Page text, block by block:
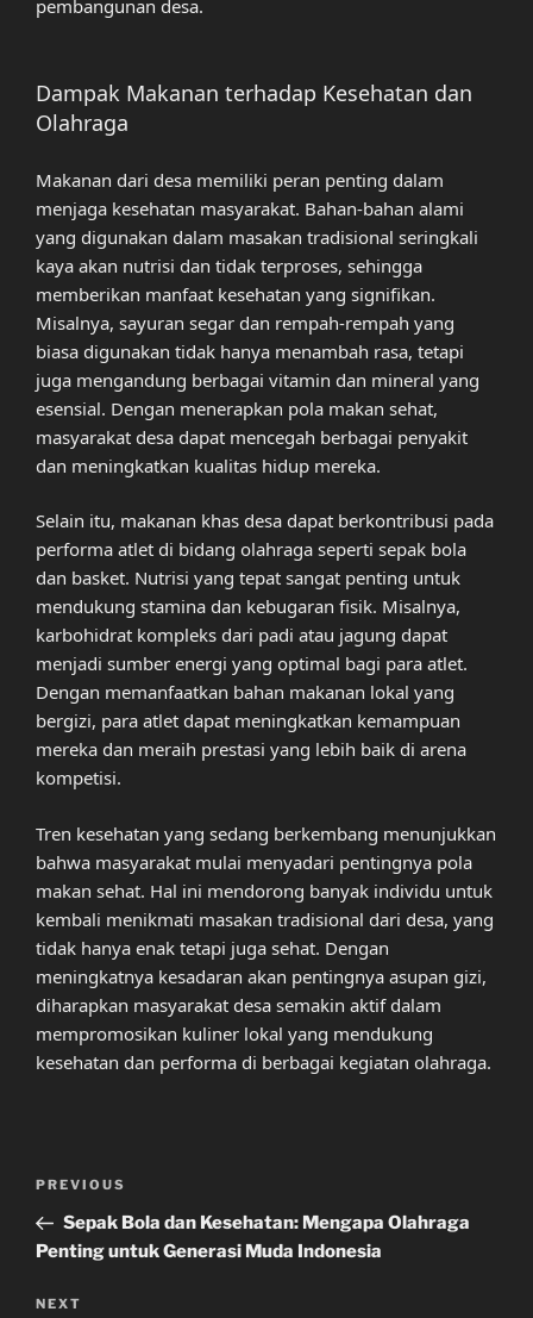
pembangunan desa.
Dampak Makanan terhadap Kesehatan dan
Olahraga
Makanan dari desa memiliki peran penting dalam
menjaga kesehatan masyarakat. Bahan-bahan alami
yang digunakan dalam masakan tradisional seringkali
kaya akan nutrisi dan tidak terproses, sehingga
memberikan manfaat kesehatan yang signifikan.
Misalnya, sayuran segar dan rempah-rempah yang
biasa digunakan tidak hanya menambah rasa, tetapi
juga mengandung berbagai vitamin dan mineral yang
esensial. Dengan menerapkan pola makan sehat,
masyarakat desa dapat mencegah berbagai penyakit
dan meningkatkan kualitas hidup mereka.
Selain itu, makanan khas desa dapat berkontribusi pada
performa atlet di bidang olahraga seperti sepak bola
dan basket. Nutrisi yang tepat sangat penting untuk
mendukung stamina dan kebugaran fisik. Misalnya,
karbohidrat kompleks dari padi atau jagung dapat
menjadi sumber energi yang optimal bagi para atlet.
Dengan memanfaatkan bahan makanan lokal yang
bergizi, para atlet dapat meningkatkan kemampuan
mereka dan meraih prestasi yang lebih baik di arena
kompetisi.
Tren kesehatan yang sedang berkembang menunjukkan
bahwa masyarakat mulai menyadari pentingnya pola
makan sehat. Hal ini mendorong banyak individu untuk
kembali menikmati masakan tradisional dari desa, yang
tidak hanya enak tetapi juga sehat. Dengan
meningkatnya kesadaran akan pentingnya asupan gizi,
diharapkan masyarakat desa semakin aktif dalam
mempromosikan kuliner lokal yang mendukung
kesehatan dan performa di berbagai kegiatan olahraga.
Previous
Post
PREVIOUS
Sepak Bola dan Kesehatan: Mengapa Olahraga
Penting untuk Generasi Muda Indonesia
Next
NEXT